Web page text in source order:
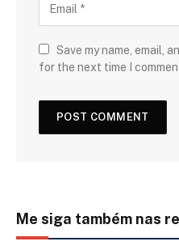
Save my name, email,
for the next time I
Me siga também nas